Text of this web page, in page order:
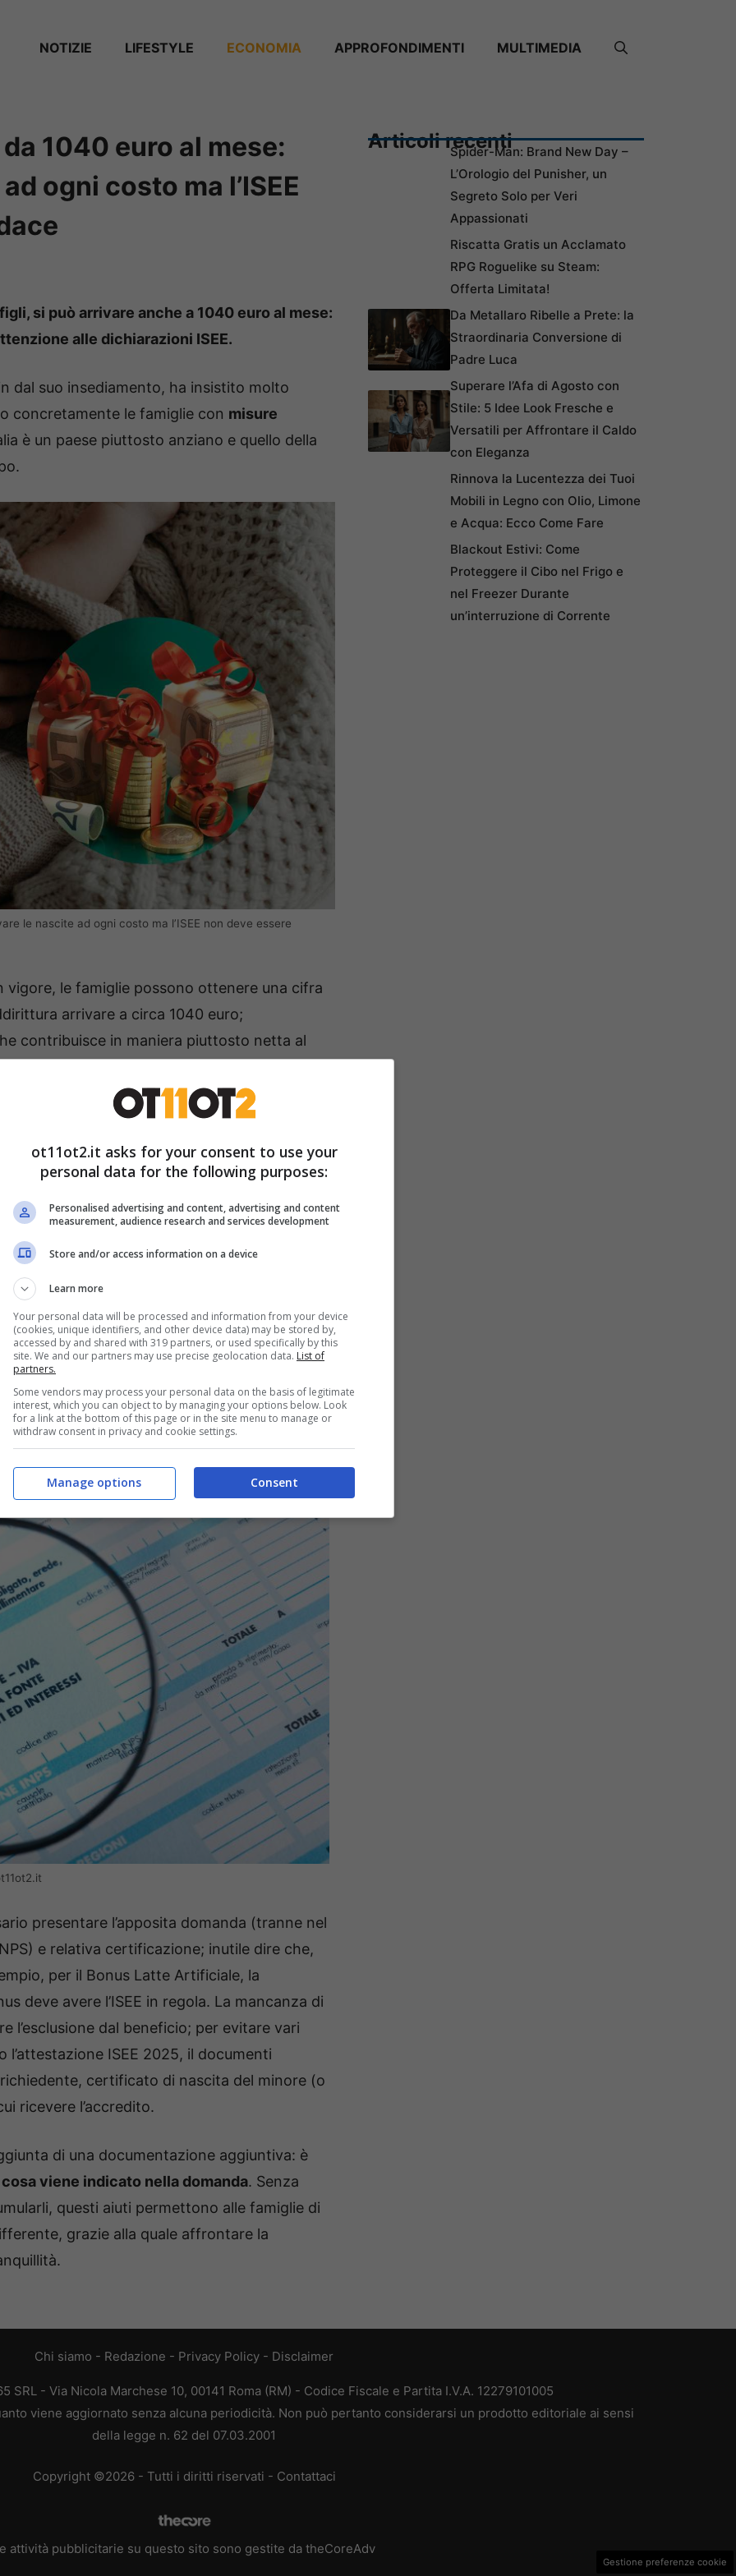
NOTIZIE ⁠⁠LIFESTYLE ECONOMIA APPROFONDIMENTI MULTIMEDIA
1040 euro al mese:
ogni costo ma l’ISEE
si può arrivare anche a 1040 euro al mese:
alle dichiarazioni ISEE.
dal suo insediamento, ha insistito molto
concretamente le famiglie con misure
è un paese piuttosto anziano e quello della
le nascite ad ogni costo ma l’ISEE non deve essere
vigore, le famiglie possono ottenere una cifra
arrivare a circa 1040 euro;
contribuisce in maniera piuttosto netta al
può accedere, ognuna con dei particolari
e che, soprattutto,
dell’ISEE.
ma attenzione all’ISEE
con figli a carico vanno dall’
al Bonus Asilo Nido
(con un importo massimo di 3.600 euro
dei comuni ( pari a 2.037 euro), il
le donne che non possono allattare al seno
a 1.000 euro ), prima chiamato Bonus
presentare l’apposita domanda (tranne nel
e relativa certificazione; inutile dire che,
per il Bonus Latte Artificiale, la
deve avere l’ISEE in regola. La mancanza di
l’esclusione dal beneficio; per evitare vari
ISEE 2025, il documenti
certificato di nascita del minore (o
ricevere l’accredito.
di una documentazione aggiuntiva: è
viene indicato nella domanda. Senza
questi aiuti permettono alle famiglie di
grazie alla quale affrontare la
Articoli recentiSpider-Man: Brand New Day –
L’Orologio del Punisher, un
Segreto Solo per Veri
Appassionati
Riscatta Gratis un Acclamato
RPG Roguelike su Steam:
Offerta Limitata!
Da Metallaro Ribelle a Prete: la
Straordinaria Conversione di
Padre Luca
Superare l’Afa di Agosto con
Stile: 5 Idee Look Fresche e
Versatili per Affrontare il Caldo
con Eleganza
Rinnova la Lucentezza dei Tuoi
Mobili in Legno con Olio, Limone
e Acqua: Ecco Come Fare
Blackout Estivi: Come
Proteggere il Cibo nel Frigo e
nel Freezer Durante
un’interruzione di Corrente
Chi siamo - Redazione - Privacy Policy - Disclaimer
SRL - Via Nicola Marchese 10, 00141 Roma (RM) - Codice Fiscale e Partita I.V.A. 12279101005
viene aggiornato senza alcuna periodicità. Non può pertanto considerarsi un prodotto editoriale ai sensi
della legge n. 62 del 07.03.2001
Copyright ©2026 - Tutti i diritti riservati - Contattaci
attività pubblicitarie su questo sito sono gestite da theCoreAdv
Gestione preferenze cookie
ot11ot2.it asks for your consent to use your
personal data for the following purposes:
Personalised advertising and content, advertising and content
measurement, audience research and services development
Store and/or access information on a device
Learn more
Your personal data will be processed and information from your device
(cookies, unique identifiers, and other device data) may be stored by,
accessed by and shared with 319 partners, or used specifically by this
site. We and our partners may use precise geolocation data. List of
partners.
Some vendors may process your personal data on the basis of legitimate
interest, which you can object to by managing your options below. Look
for a link at the bottom of this page or in the site menu to manage or
withdraw consent in privacy and cookie settings.
Consent
Manage options